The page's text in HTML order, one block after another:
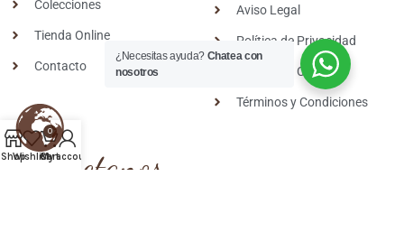
Colecciones
Tienda Online
Contacto
Aviso Legal
Política de Privacidad
Política de Cookies
Términos y Condiciones
Contactanos
¿Necesitas ayuda? Chatea con
nosotros
ShopWishlist
0
Cart
My account